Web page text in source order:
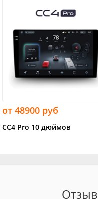
от 48900 руб
CC4 Pro 10 дюймов